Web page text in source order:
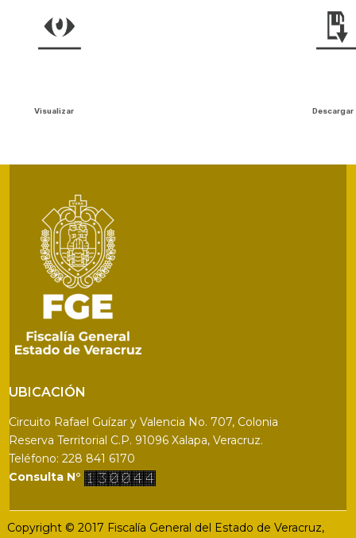
Visualizar Descargar
UBICACIÓN
Circuito Rafael Guízar y Valencia No. 707, Colonia
Reserva Territorial C.P. 91096 Xalapa, Veracruz.
Teléfono: 228 841 6170
Consulta N°
Copyright © 2017 Fiscalía General del Estado de Veracruz,